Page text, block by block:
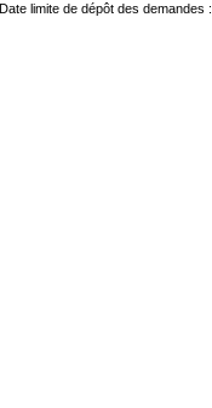
Date limite de dépôt des demandes :